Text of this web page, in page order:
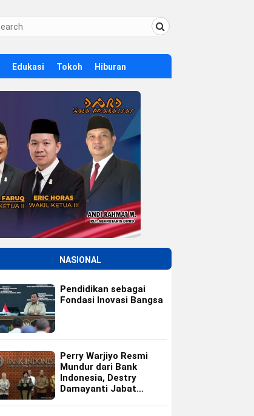
Edukasi Tokoh Hiburan
NASIONAL
Pendidikan sebagai
Fondasi Inovasi Bangsa
Perry Warjiyo Resmi
Mundur dari Bank
Indonesia, Destry
Damayanti Jabat